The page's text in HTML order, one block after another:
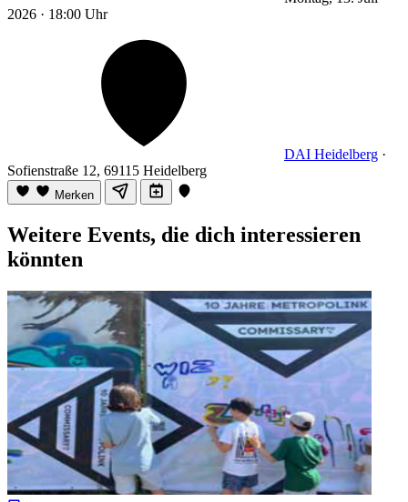
2026 · 18:00 Uhr
DAI Heidelberg ·
Sofienstraße 12, 69115 Heidelberg
Merken
Weitere Events, die dich interessieren
könnten